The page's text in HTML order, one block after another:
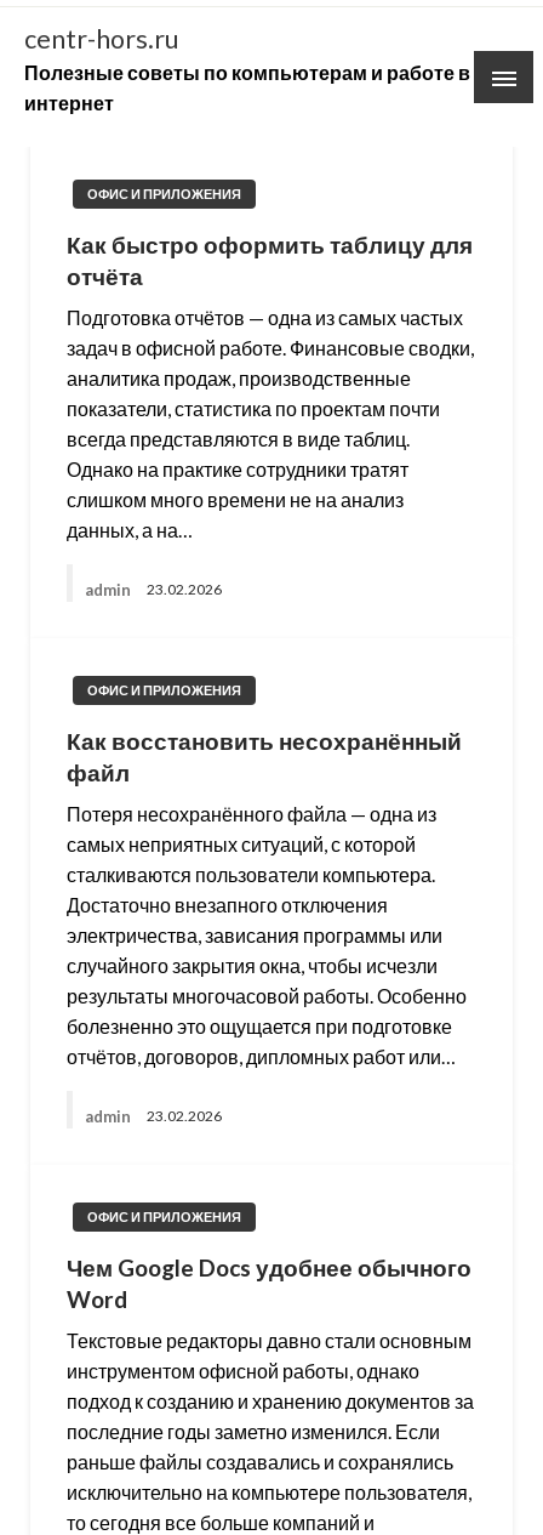
Skip
content
centr-hors.ru
Полезные советы по компьютерам и работе в
интернет
ОФИС И ПРИЛОЖЕНИЯ
Как быстро оформить таблицу для
отчёта
Подготовка отчётов — одна из самых частых
задач в офисной работе. Финансовые сводки,
аналитика продаж, производственные
показатели, статистика по проектам почти
всегда представляются в виде таблиц.
Однако на практике сотрудники тратят
слишком много времени не на анализ
данных, а на…
admin 23.02.2026
ОФИС И ПРИЛОЖЕНИЯ
Как восстановить несохранённый
файл
Потеря несохранённого файла — одна из
самых неприятных ситуаций, с которой
сталкиваются пользователи компьютера.
Достаточно внезапного отключения
электричества, зависания программы или
случайного закрытия окна, чтобы исчезли
результаты многочасовой работы. Особенно
болезненно это ощущается при подготовке
отчётов, договоров, дипломных работ или…
admin 23.02.2026
ОФИС И ПРИЛОЖЕНИЯ
Чем Google Docs удобнее обычного
Word
Текстовые редакторы давно стали основным
инструментом офисной работы, однако
подход к созданию и хранению документов за
последние годы заметно изменился. Если
раньше файлы создавались и сохранялись
исключительно на компьютере пользователя,
то сегодня все больше компаний и